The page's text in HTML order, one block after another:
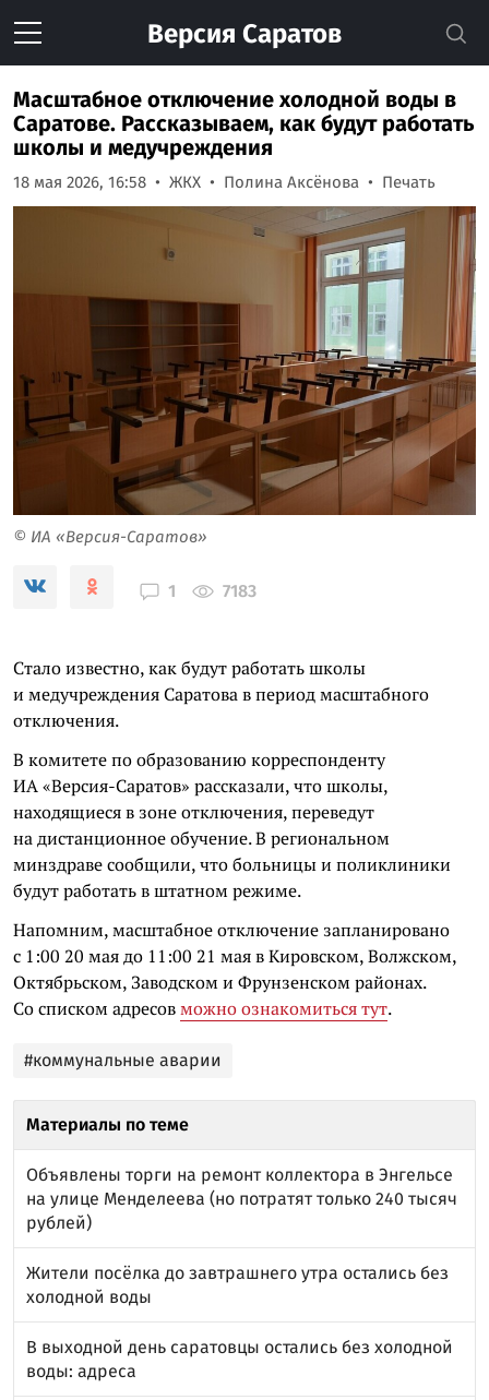
Версия Саратов
Масштабное отключение холодной воды в
Саратове. Рассказываем, как будут работать
школы и медучреждения
18 мая 2026, 16:58 ЖКХ Полина Аксёнова Печать
© ИА «Версия-Саратов»
1 7183
Стало известно, как будут работать школы
и медучреждения Саратова в период масштабного
отключения.
В комитете по образованию корреспонденту
ИА «Версия-Саратов» рассказали, что школы,
находящиеся в зоне отключения, переведут
на дистанционное обучение. В региональном
минздраве сообщили, что больницы и поликлиники
будут работать в штатном режиме.
Напомним, масштабное отключение запланировано
с 1:00 20 мая до 11:00 21 мая в Кировском, Волжском,
Октябрьском, Заводском и Фрунзенском районах.
Со списком адресовможно ознакомиться тут.
#коммунальные аварии
Материалы по теме
Объявлены торги на ремонт коллектора в Энгельсе
на улице Менделеева (но потратят только 240 тысяч
рублей)
Жители посёлка до завтрашнего утра остались без
холодной воды
В выходной день саратовцы остались без холодной
воды: адреса